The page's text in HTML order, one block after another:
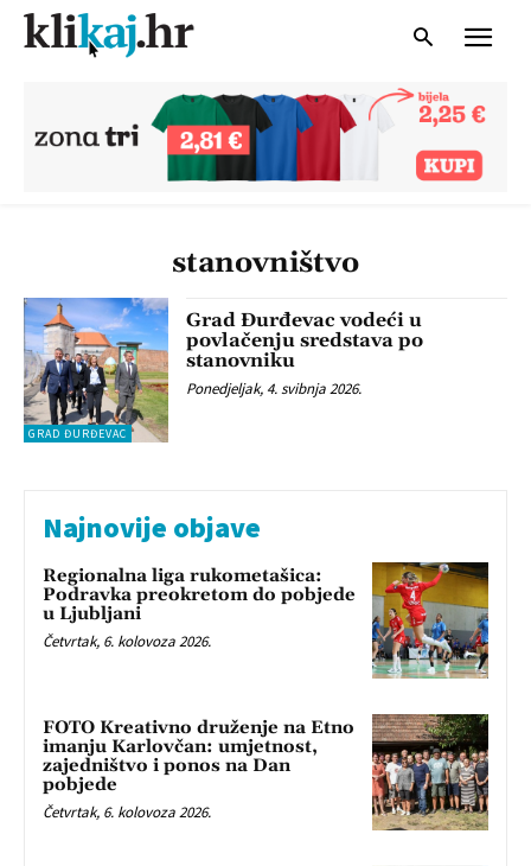
stanovništvo
GRAD ĐURĐEVAC
Grad Đurđevac vodeći u
povlačenju sredstava po
stanovniku
Ponedjeljak, 4. svibnja 2026.
Najnovije objave
Regionalna liga rukometašica:
Podravka preokretom do pobjede
u Ljubljani
Četvrtak, 6. kolovoza 2026.
FOTO Kreativno druženje na Etno
imanju Karlovčan: umjetnost,
zajedništvo i ponos na Dan
pobjede
Četvrtak, 6. kolovoza 2026.